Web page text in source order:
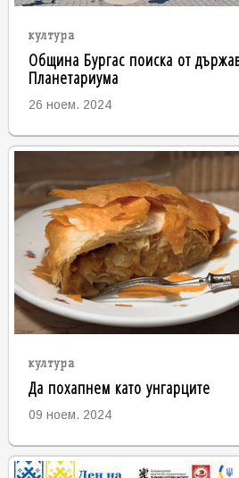
култура
Община Бургас поиска от
Планетариума
26 ноем. 2024
култура
Да похапнем като унгарците
09 ноем. 2024